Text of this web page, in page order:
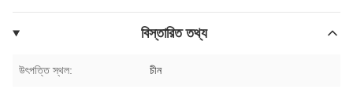
বিস্তারিত তথ্য
উৎপত্তি স্থল: চীন